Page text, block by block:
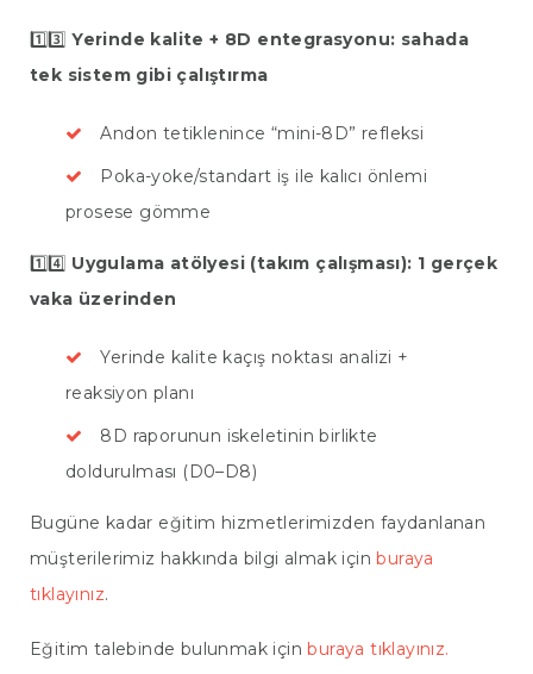
1️⃣3️⃣Yerinde kalite + 8D entegrasyonu: sahada
tek sistem gibi çalıştırma
Andon tetiklenince “mini-8D” refleksi
Poka-yoke/standart iş ile kalıcı önlemi
prosese gömme
1️⃣4️⃣ Uygulama atölyesi (takım çalışması): 1 gerçek
vaka üzerinden
Yerinde kalite kaçış noktası analizi +
reaksiyon planı
8D raporunun iskeletinin birlikte
doldurulması (D0–D8)
Bugüne kadar eğitim hizmetlerimizden faydanlanan
müşterilerimiz hakkında bilgi almak içinburaya
tıklayınız.
Eğitim talebinde bulunmak içinburaya tıklayınız.